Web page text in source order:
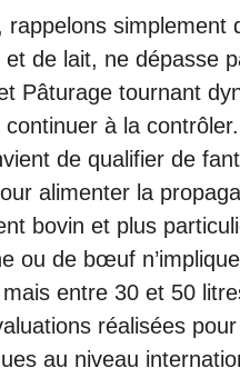
simplement
de lait, ne dépasse
Pâturage tournant
continuer à la
de qualifier de
alimenter la
bovin et plus
ou de bœuf
entre 30 et 50
réalisées
au niveau